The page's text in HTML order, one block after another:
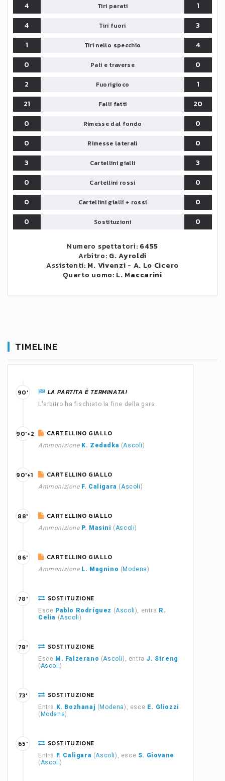
4 Tiri parati
1
4
Tiri fuori
3
1
Tiri nello specchio
4
0
Pali e traverse
0
2
Fuorigioco
1
21
Falli fatti
20
0
Rimesse dal fondo
0
0
Rimesse laterali
0
3
Cartellini gialli
3
0
Cartellini rossi
0
0
Cartellini gialli + rossi
0
0
Sostituzioni 0
Numero spettatori: 6455
Arbitro: G. Ayroldi
Assistenti: M. Vivenzi - A. Lo Cicero
Quarto uomo: L. Maccarini
TIMELINE
LA PARTITA È TERMINATA!
L'arbitro ha fischiato la fine della gara.
90'
CARTELLINO GIALLO
Ammonizione K. Zedadka (Ascoli)
90'+2
CARTELLINO GIALLO
Ammonizione F. Caligara (Ascoli)
90'+1
CARTELLINO GIALLO
Ammonizione P. Masini (Ascoli)
88'
CARTELLINO GIALLO
Ammonizione L. Magnino ( Modena)
86'
SOSTITUZIONE
Esce Pablo Rodríguez (Ascoli), entra R.
Celia (Ascoli)
78'
SOSTITUZIONE
Esce M. Falzerano (Ascoli), entra J. Streng
(Ascoli)
78'
SOSTITUZIONE
Entra K. Bozhanaj ( Modena), esce E. Gliozzi
( Modena)
73'
SOSTITUZIONE
Entra F. Caligara (Ascoli), esce S. Giovane
(Ascoli)
65'